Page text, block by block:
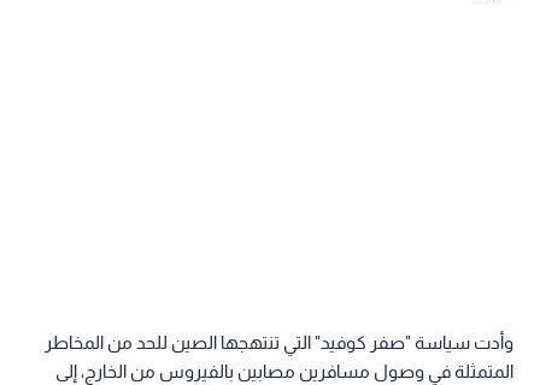
وأدت سياسة "صفر كوفيد" التي تنتهجها الصين للحد من المخاطر
المتمثلة في وصول مسافرين مصابين بالفيروس من الخارج، إلى